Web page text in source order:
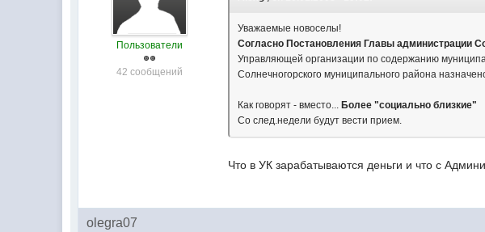
Пользователи
42 сообщений
Уважаемые новоселы!
Согласно Постановления Главы администрации
Управляющей организации по содержанию
Солнечногорского муниципального района
Как говорят - вместо... Более "социально близкие"
Со след.недели будут вести прием.
Что в УК зарабатываются деньги и что с
olegra07